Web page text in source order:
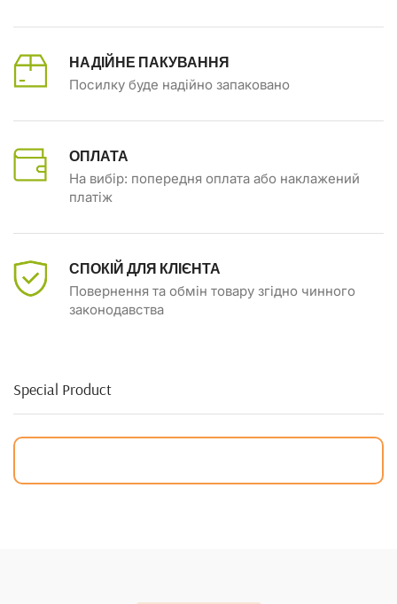
НАДІЙНЕ ПАКУВАННЯ
Посилку буде надійно запаковано
ОПЛАТА
На вибір: попередня оплата або наклажений
платіж
СПОКІЙ ДЛЯ КЛІЄНТА
Повернення та обмін товару згідно чинного
законодавства
Special Product